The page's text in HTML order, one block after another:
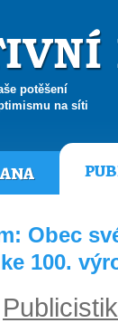
potěšení
na síti
Obec
100.